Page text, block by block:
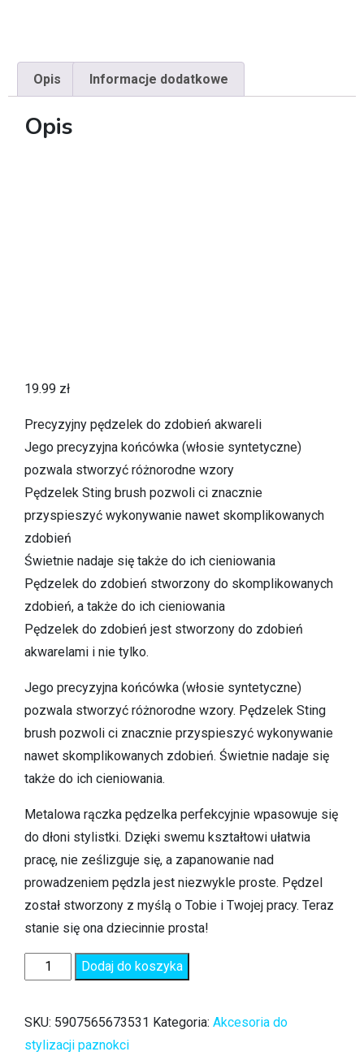
Opis Informacje dodatkowe
Opis
19.99 zł
Precyzyjny pędzelek do zdobień akwareli
Jego precyzyjna końcówka (włosie syntetyczne)
pozwala stworzyć różnorodne wzory
Pędzelek Sting brush pozwoli ci znacznie
przyspieszyć wykonywanie nawet skomplikowanych
zdobień
Świetnie nadaje się także do ich cieniowania
Pędzelek do zdobień stworzony do skomplikowanych
zdobień, a także do ich cieniowania
Pędzelek do zdobień jest stworzony do zdobień
akwarelami i nie tylko.
Jego precyzyjna końcówka (włosie syntetyczne)
pozwala stworzyć różnorodne wzory. Pędzelek Sting
brush pozwoli ci znacznie przyspieszyć wykonywanie
nawet skomplikowanych zdobień. Świetnie nadaje się
także do ich cieniowania.
Metalowa rączka pędzelka perfekcyjnie wpasowuje się
do dłoni stylistki. Dzięki swemu kształtowi ułatwia
pracę, nie ześlizguje się, a zapanowanie nad
prowadzeniem pędzla jest niezwykle proste. Pędzel
został stworzony z myślą o Tobie i Twojej pracy. Teraz
stanie się ona dziecinnie prosta!
Dodaj do koszyka
SKU: 5907565673531 Kategoria: Akcesoria do
stylizacji paznokci